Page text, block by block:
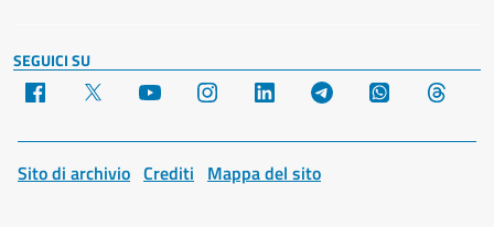
SEGUICI SU
Facebook YouTube Instagram LinkedIn Telegram WhatsApp
Sito di archivio Crediti Mappa del sito